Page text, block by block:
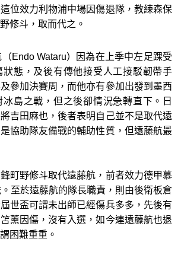
位效力利物浦中場因傷退隊，教練森保
修斗，取而代之。
Endo Wataru）因為在上季中左足踝受
狀態，及後有傳他接受人工接駁韌帶手
參加決賽周，而他亦有參加出發到墨西
島之戰，但之後卻情況急轉直下。日
吉田麻也，後者表明自己並不是取代遠
協助隊友備戰的輔助性質，但遠藤航最
町野修斗取代遠藤航，前者效力德甲慕
至於遠藤航的隊長職責，則由後衛板倉
世盃可謂未出師已經傷兵多多，先後有
薰因傷，沒有入選，如今連遠藤航也退
困難重重。